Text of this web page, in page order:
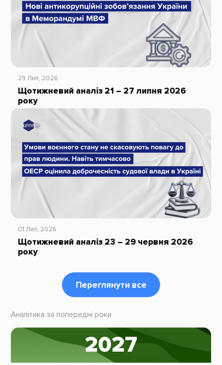
29 Лип, 2026
Щотижневий аналіз 21 – 27 липня 2026
року
01 Лип, 2026
Щотижневий аналіз 23 – 29 червня 2026
року
Переглянути все
Аналітика за попередні роки
2027